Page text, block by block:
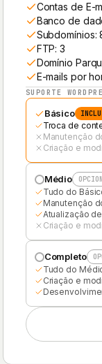
Contas de E-
Banco de
Subdomínios:
FTP: 3
Domínio
E-mails por
SUPORTE
Básico
Troca de
Manutenção
Criação e
Médio
Tudo do
Manutenção
Atualização
Criação e
Completo
Tudo do
Criação e